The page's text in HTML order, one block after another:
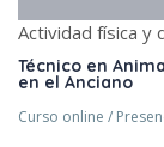
Actividad física y
Técnico en
en el Anciano
Curso online /